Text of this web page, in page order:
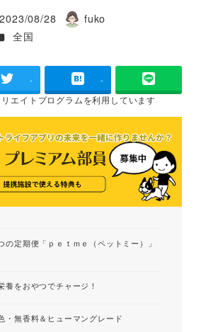
日
2023/08/28
著
fuko
テゴリー
全国
- -
エイトプログラムを利用しています
の定期便「ｐｅｔｍｅ（ペットミー）」
養をおやつでチャージ！
・無香料＆ヒューマングレード